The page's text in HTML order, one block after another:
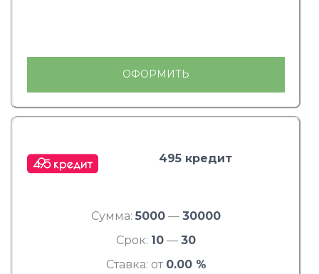
ОФОРМИТЬ
495 кредит
Сумма: 5000 — 30000
Срок: 10 — 30
Ставка: от 0.00 %